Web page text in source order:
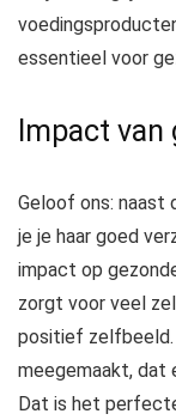
essentieel voor
Impact van
Geloof ons: naast
je je haar goed
impact op
zorgt voor veel
positief zelfbeeld.
meegemaakt, dat
Dat is het